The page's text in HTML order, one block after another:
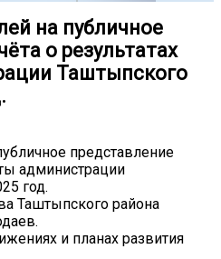
на публичное
о результатах
Таштыпского
представление
администрации
год.
Таштыпского района
и планах развития